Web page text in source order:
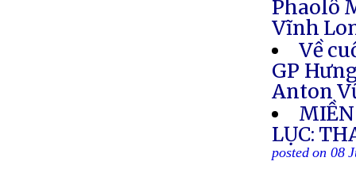
Phaolô
Vĩnh
Về
GP
Anton
LỤC:
posted on 08